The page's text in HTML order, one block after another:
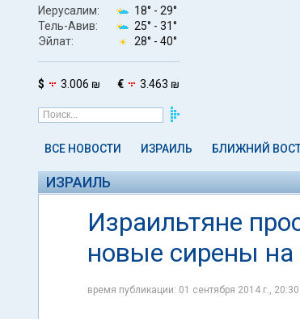
Иерусалим: 18° - 29°
Тель-Авив:
25° - 31°
Эйлат:
28° - 40°
$ 3.006 ₪ € 3.463 ₪
ВСЕ НОВОСТИ ИЗРАИЛЬ БЛИЖНИЙ
ИЗРАИЛЬ
Израильтяне
новые сирены
время публикации: 01 сентября 2014 г.,